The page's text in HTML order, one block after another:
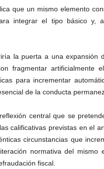
que un mismo elemento
integrar el tipo básico y,
la puerta a una expansión
fragmentar artificialmente
para incrementar
de la conducta
central que se
calificativas previstas en el
circunstancias que
normativa del mismo
fiscal.